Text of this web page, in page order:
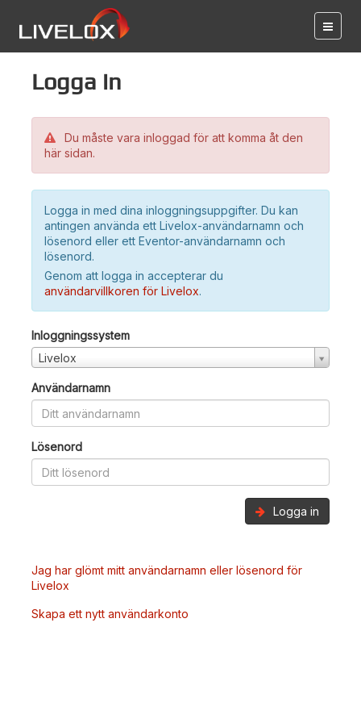
Logga in
Du måste vara inloggad för att komma åt den
här sidan.
Logga in med dina inloggningsuppgifter. Du kan
antingen använda ett Livelox-användarnamn och
lösenord eller ett Eventor-användarnamn och
lösenord.
Genom att logga in accepterar du
användarvillkoren för Livelox.
Inloggningssystem
Livelox
Användarnamn
Lösenord
Logga in
Jag har glömt mitt användarnamn eller lösenord för
Livelox
Skapa ett nytt användarkonto